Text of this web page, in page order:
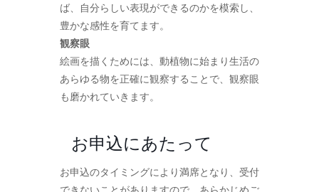
ば、自分らしい表現ができるのかを模索し、
豊かな感性を育てます。
観察眼
絵画を描くためには、動植物に始まり生活の
あらゆる物を正確に観察することで、観察眼
も磨かれていきます。
お申込にあたって
お申込のタイミングにより満席となり、受付